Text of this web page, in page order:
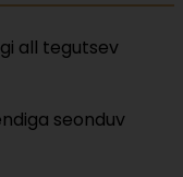
all tegutsev
seonduv